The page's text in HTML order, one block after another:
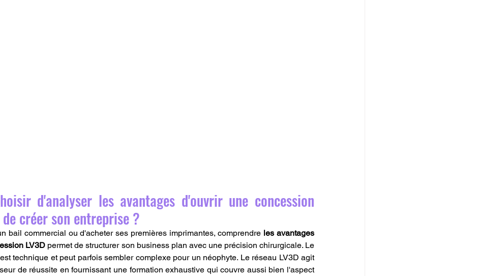
d'analyser les avantages d'ouvrir une concession
créer son entreprise ?
bail commercial ou d'acheter ses premières imprimantes, comprendre les avantages
LV3D permet de structurer son business plan avec une précision chirurgicale. Le
technique et peut parfois sembler complexe pour un néophyte. Le réseau LV3D agit
de réussite en fournissant une formation exhaustive qui couvre aussi bien l'aspect